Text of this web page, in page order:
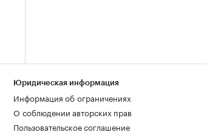
Юридическая информация
Информация об ограничениях
О соблюдении авторских прав
Пользовательское соглашение